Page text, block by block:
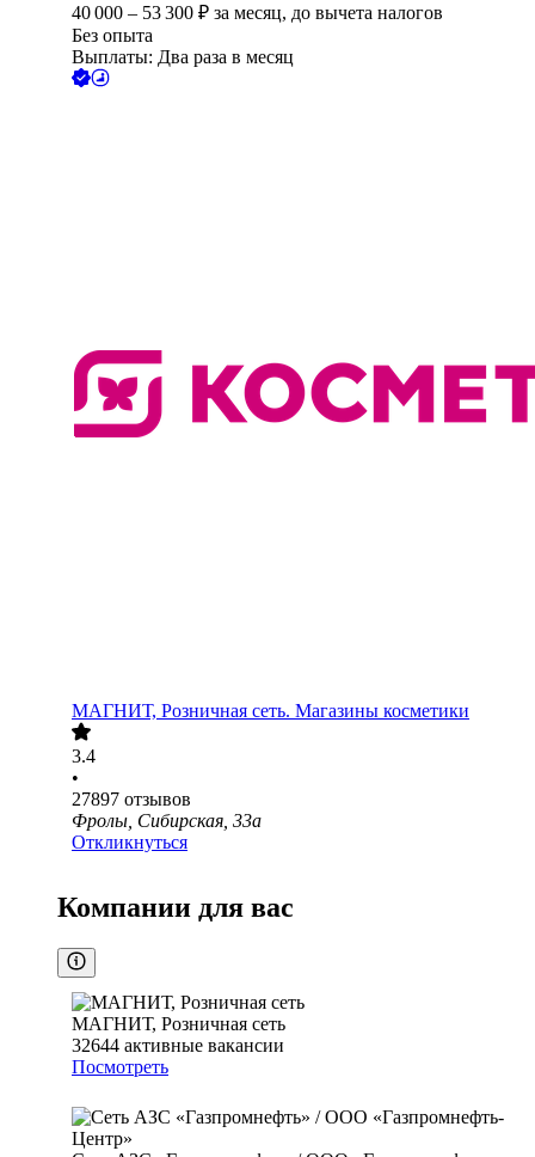
40 000 – 53 300 ₽ за месяц, до вычета налогов
Без опыта
Выплаты: Два раза в месяц
МАГНИТ, Розничная сеть. Магазины косметики
3.4
•
27897 отзывов
Фролы, Сибирская, 33а
Откликнуться
Компании для вас
МАГНИТ, Розничная сеть
32644 активные вакансии
Посмотреть